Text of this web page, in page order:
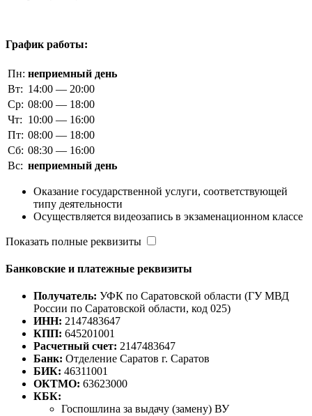
График работы:
Пн: неприемный день
Вт: 14:00 — 20:00
Ср: 08:00 — 18:00
Чт: 10:00 — 16:00
Пт: 08:00 — 18:00
Сб: 08:30 — 16:00
Вс: неприемный день
Оказание государственной услуги, соответствующей
типу деятельности
Осуществляется видеозапись в экзаменационном классе
Показать полные реквизиты
Банковские и платежные реквизиты
Получатель: УФК по Саратовской области (ГУ МВД
России по Саратовской области, код 025)
ИНН: 2147483647
КПП: 645201001
Расчетный счет: 2147483647
Банк: Отделение Саратов г. Саратов
БИК: 46311001
ОКТМО: 63623000
КБК:
Госпошлина за выдачу (замену) ВУ